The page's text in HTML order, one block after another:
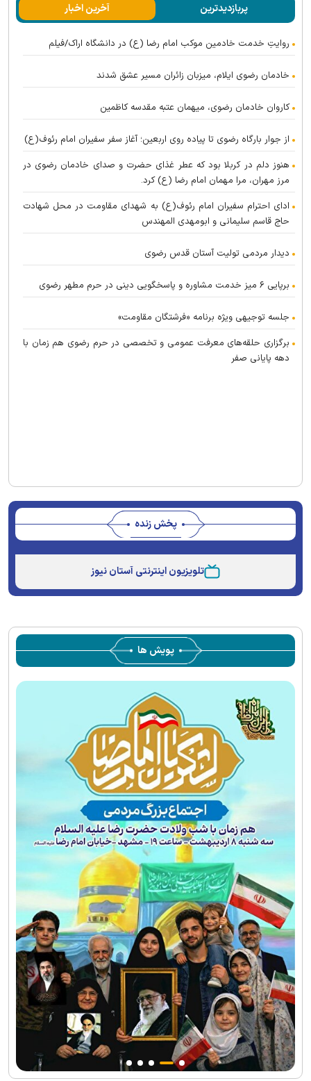
پربازدیدترین آخرین اخبار
روایتِ خدمت خادمین موکب امام رضا (ع) در دانشگاه اراک/فیلم
خادمان رضوی ایلام، میزبان زائران مسیر عشق شدند
کاروان خادمان رضوی، میهمان عتبه مقدسه کاظمین
از جوار بارگاه رضوی تا پیاده روی اربعین؛ آغاز سفر سفیران امام رئوف(ع)
هنوز دلم در کربلا بود که عطر غذای حضرت و صدای خادمان رضوی در
مرز مهران، مرا مهمان امام رضا (ع) کرد.
ادای احترام سفیران امام رئوف(ع) به شهدای مقاومت در محل شهادت
حاج قاسم سلیمانی و ابومهدی المهندس
دیدار مردمی تولیت آستان قدس رضوی
برپایی ۶ میز خدمت مشاوره و پاسخگویی دینی در حرم مطهر رضوی
جلسه توجیهی ویژه برنامه «فرشتگان مقاومت»
برگزاری حلقه‌های معرفت عمومی و تخصصی در حرم رضوی هم زمان با
دهه پایانی صفر
پخش زنده
تلویزیون اینترنتی آستان نیوز
پویش ها